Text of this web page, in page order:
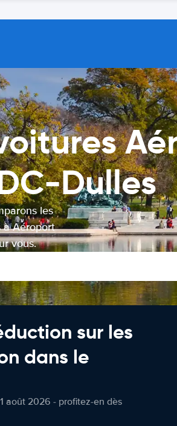
Dulles
les
à Aéroport
vous.
sur les
dans le
août 2026 - profitez-en dès